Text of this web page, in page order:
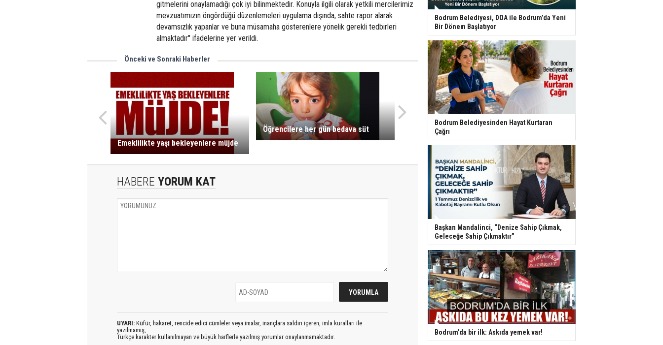
gitmelerini onaylamadığı çok iyi bilinmektedir. Konuyla ilgili olarak yetkili mercilerimiz
mevzuatımızın öngördüğü düzenlemeleri uygulama dışında, sahte rapor alarak
devamsızlık yapanlar ve buna müsamaha gösterenlere yönelik gerekli tedbirleri
almaktadır'' ifadelerine yer verildi.
Önceki ve Sonraki Haberler
Emeklilikte yaşı bekleyenlere müjde
Öğrencilere her gün bedava süt
HABERE YORUM KAT
UYARI: Küfür, hakaret, rencide edici cümleler veya imalar, inançlara saldırı içeren, imla kuralları ile
yazılmamış,
Türkçe karakter kullanılmayan ve büyük harflerle yazılmış yorumlar onaylanmamaktadır.
Bodrum Belediyesi, DOA ile Bodrum’da Yeni
Bir Dönem Başlatıyor
Bodrum Belediyesinden Hayat Kurtaran
Çağrı
Başkan Mandalinci, “Denize Sahip Çıkmak,
Geleceğe Sahip Çıkmaktır”
Bodrum'da bir ilk: Askıda yemek var!